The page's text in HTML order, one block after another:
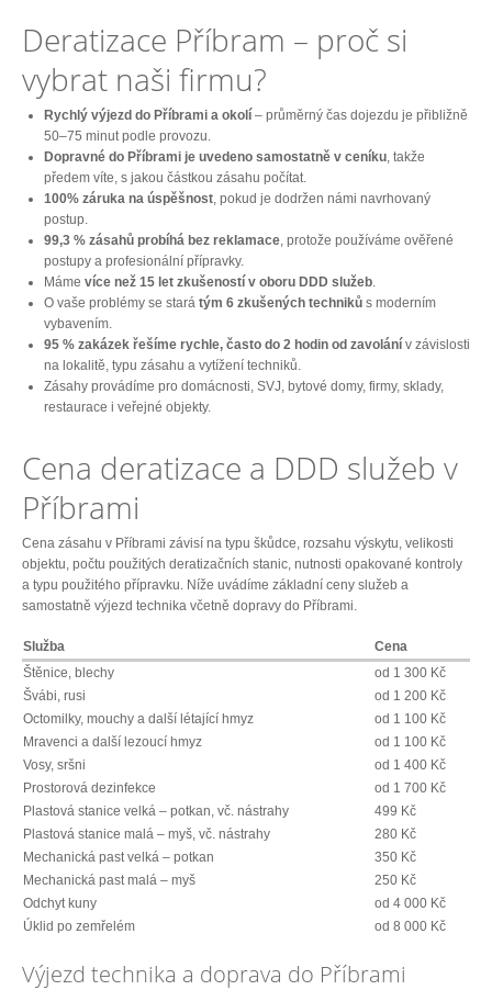
Deratizace Příbram – proč si
vybrat naši firmu?
Rychlý výjezd do Příbrami a okolí – průměrný čas dojezdu je přibližně
50–75 minut podle provozu.
Dopravné do Příbrami je uvedeno samostatně v ceníku, takže
předem víte, s jakou částkou zásahu počítat.
100% záruka na úspěšnost, pokud je dodržen námi navrhovaný
postup.
99,3 % zásahů probíhá bez reklamace, protože používáme ověřené
postupy a profesionální přípravky.
Máme více než 15 let zkušeností v oboru DDD služeb.
O vaše problémy se stará tým 6 zkušených techniků s moderním
vybavením.
95 % zakázek řešíme rychle, často do 2 hodin od zavolání v závislosti
na lokalitě, typu zásahu a vytížení techniků.
Zásahy provádíme pro domácnosti, SVJ, bytové domy, firmy, sklady,
restaurace i veřejné objekty.
Cena deratizace a DDD služeb v
Příbrami
Cena zásahu v Příbrami závisí na typu škůdce, rozsahu výskytu, velikosti
objektu, počtu použitých deratizačních stanic, nutnosti opakované kontroly
a typu použitého přípravku. Níže uvádíme základní ceny služeb a
samostatně výjezd technika včetně dopravy do Příbrami.
Služba
Cena
Štěnice, blechy
od 1 300 Kč
Švábi, rusi
od 1 200 Kč
Octomilky, mouchy a další létající hmyz
od 1 100 Kč
Mravenci a další lezoucí hmyz
od 1 100 Kč
Vosy, sršni
od 1 400 Kč
Prostorová dezinfekce
od 1 700 Kč
Plastová stanice velká – potkan, vč. nástrahy
499 Kč
Plastová stanice malá – myš, vč. nástrahy
280 Kč
Mechanická past velká – potkan
350 Kč
Mechanická past malá – myš
250 Kč
Odchyt kuny
od 4 000 Kč
Úklid po zemřelém
od 8 000 Kč
Výjezd technika a doprava do Příbrami